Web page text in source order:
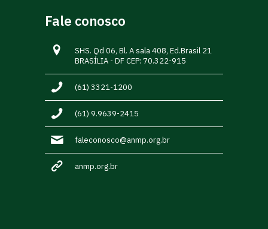
Fale conosco
SHS. Qd 06, Bl. A sala 408, Ed.Brasil 21
BRASÍLIA - DF CEP: 70.322-915
(61) 3321-1200
(61) 9.9639-2415
faleconosco@anmp.org.br
anmp.org.br